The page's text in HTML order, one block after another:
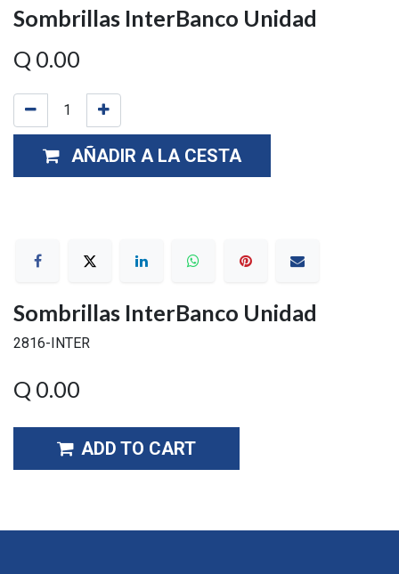
Sombrillas InterBanco Unidad
Q 0.00
AÑADIR A LA CESTA
Sombrillas InterBanco Unidad
2816-INTER
Q 0.00
ADD TO CART